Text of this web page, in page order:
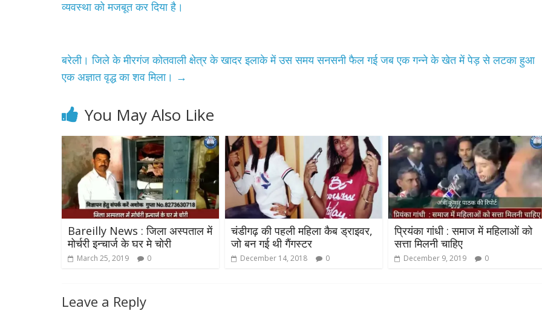
व्यवस्था को मजबूत कर दिया है।
बरेली। जिले के मीरगंज कोतवाली क्षेत्र के खादर इलाके में उस समय सनसनी फैल गई जब एक गन्ने के खेत में पेड़ से लटका हुआ
एक अज्ञात वृद्ध का शव मिला। →
You May Also Like
Bareilly News : जिला अस्पताल में
मोर्चरी इन्चार्ज के घर मे चोरी
March 25, 2019 0
चंडीगढ़ की पहली महिला कैब ड्राइवर,
जो बन गई थी गैंगस्टर
December 14, 2018 0
प्रियंका गांधी : समाज में महिलाओं को
सत्ता मिलनी चाहिए
December 9, 2019 0
Leave a Reply
All Rights News Bareilly
Uttar
Pradesh
राजनीति हॉट राजनीतिक
प्रथम आगमन पर नवनियुक्त प्रदेश